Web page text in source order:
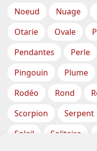
Noeud
Nuage
Otarie
Ovale
Pendantes
Perle
Pingouin
Plume
Rodéo
Rond
Scorpion
Serpent
Soleil
Solitaire